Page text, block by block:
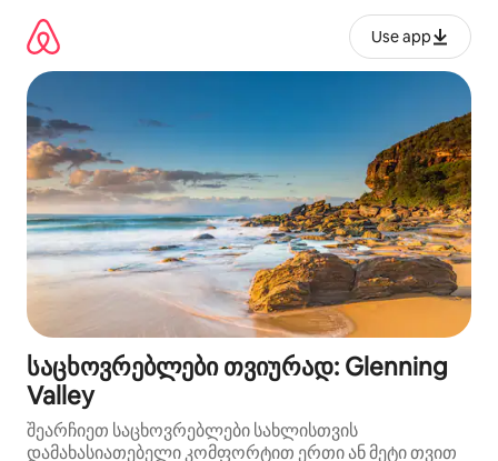
გადასვლა
Use app
საცხოვრებლები თვიურად: Glenning
Valley
შეარჩიეთ საცხოვრებლები სახლისთვის
დამახასიათებელი კომფორტით ერთი ან მეტი თვით